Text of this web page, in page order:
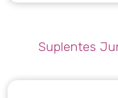
Suplentes